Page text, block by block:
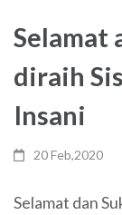
Selamat
diraih
Insani
20 Feb,2020
Selamat dan